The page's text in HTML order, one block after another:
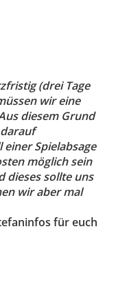
(drei Tage
wir eine
diesem Grund
Spielabsage
möglich sein
dieses sollte uns
wir aber mal
für euch